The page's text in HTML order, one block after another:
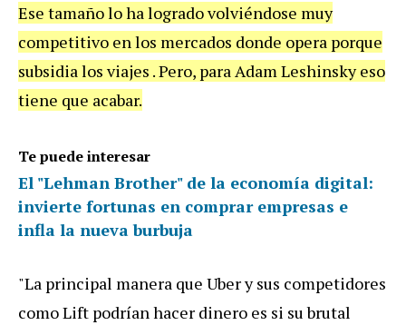
Ese tamaño lo ha logrado volviéndose muy
competitivo en los mercados donde opera porque
subsidia los viajes . Pero, para Adam Leshinsky eso
tiene que acabar.
Te puede interesar
El "Lehman Brother" de la economía digital:
invierte fortunas en comprar empresas e
infla la nueva burbuja
"La principal manera que Uber y sus competidores
como Lift podrían hacer dinero es si su brutal